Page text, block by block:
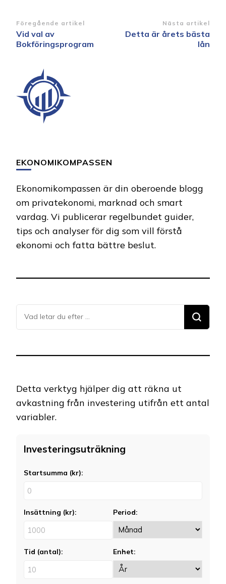
Inläggsnavigering
Föregående artikel
Vid val av
Bokföringsprogram
Nästa artikel
Detta är årets bästa
lån
EKONOMIKOMPASSEN
Ekonomikompassen är din oberoende blogg
om privatekonomi, marknad och smart
vardag. Vi publicerar regelbundet guider,
tips och analyser för dig som vill förstå
ekonomi och fatta bättre beslut.
Letar
du
något?
Detta verktyg hjälper dig att räkna ut
avkastning från investering utifrån ett antal
variabler.
Investeringsuträkning
Startsumma (kr):
Insättning (kr): Period:
Tid (antal): Enhet: